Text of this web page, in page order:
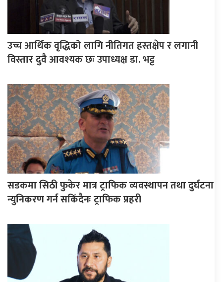
उच्च आर्थिक वृद्धिको लागि नीतिगत हस्तक्षेप र लगानी
विस्तार दुवै आवश्यक छः उपाध्यक्ष डा. भट्ट
सडकमा सिठी फुकेर मात्र ट्राफिक व्यवस्थापन तथा दुर्घटना
न्युनिकरण गर्न सकिँदैनः ट्राफिक प्रहरी